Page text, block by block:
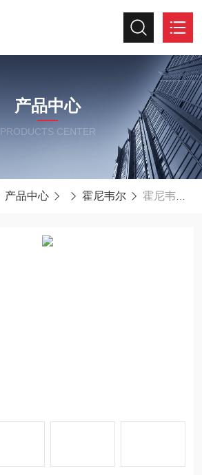
产品中心
PRODUCTS CENTER
产品中心 霍尼韦尔 霍尼韦尔宽温四气体检测仪MCXL-XWHM-Y3